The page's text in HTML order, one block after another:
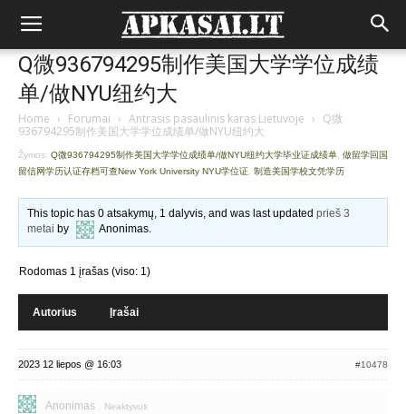
Q微936794295制作美国大学学位成绩
单/做NYU纽约大
Home › Forumai › Antrasis pasaulinis karas Lietuvoje › Q微
936794295制作美国大学学位成绩单/做NYU纽约大
Žymos: Q微936794295制作美国大学学位成绩单/做NYU纽约大学毕业证成绩单 做留学回国
留信网学历认证存档可查New York University NYU学位证 制造美国学校文凭学历
This topic has 0 atsakymų, 1 dalyvis, and was last updatedprieš 3
metai by Anonimas.
Rodomas 1 įrašas (viso: 1)
Autorius Įrašai
2023 12 liepos @ 16:03 #10478
Anonimas Neaktyvus